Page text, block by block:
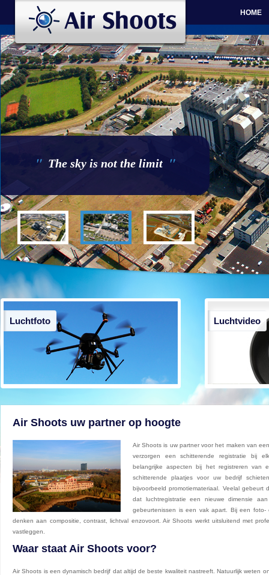
HOME
" The sky is not the limit "
Luchtfoto Luchtvideo
Air Shoots uw partner op hoogte
Air Shoots is uw partner voor het maken van
verzorgen een schitterende registratie bij
belangrijke aspecten bij het registreren van
schitterende plaatjes voor uw bedrijf
bijvoorbeeld promotiemateriaal. Veelal
dat luchtregistratie een nieuwe dimensie
gebeurtenissen is een vak apart. Bij een
denken aan compositie, contrast, lichtval enzovoort. Air Shoots werkt uitsluitend met
vastleggen.
Waar staat Air Shoots voor?
Air Shoots is een dynamisch bedrijf dat altijd de beste kwaliteit nastreeft. Natuurlijk weten